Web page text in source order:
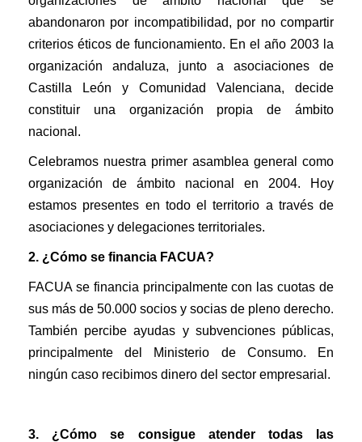
abandonaron por incompatibilidad, por no compartir
criterios éticos de funcionamiento. En el año 2003 la
organización andaluza, junto a asociaciones de
Castilla León y Comunidad Valenciana, decide
constituir una organización propia de ámbito
nacional.
Celebramos nuestra primer asamblea general como
organización de ámbito nacional en 2004. Hoy
estamos presentes en todo el territorio a través de
asociaciones y delegaciones territoriales.
2. ¿Cómo se financia FACUA?
FACUA se financia principalmente con las cuotas de
sus más de 50.000 socios y socias de pleno derecho.
También percibe ayudas y subvenciones públicas,
principalmente del Ministerio de Consumo. En
ningún caso recibimos dinero del sector empresarial.
3. ¿Cómo se consigue atender todas las